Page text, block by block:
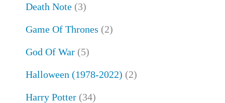
Death Note(3)
Game Of Thrones (2)
God Of War(5)
Halloween (1978-2022) (2)
Harry Potter(34)